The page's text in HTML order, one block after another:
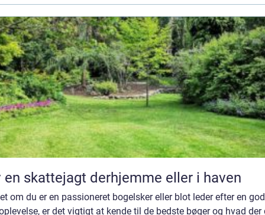
en skattejagt derhjemme eller i haven
om du er en passioneret bogelsker eller blot leder efter en god
er det vigtigt at kende til de bedste bøger og hvad der